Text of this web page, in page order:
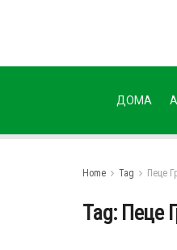
ДОМА
Home Tag Пеце
Tag: Пеце